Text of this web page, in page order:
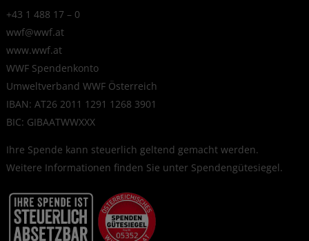
+43 1 488 17 – 0
wwf@wwf.at
www.wwf.at
WWF Spendenkonto
Umweltverband WWF Österreich
IBAN: AT26 2011 1291 1268 3901
BIC: GIBAATWWXXX
Ihre Spende kann steuerlich geltend gemacht werden.
Weitere Informationen finden Sie unter Spendengütesiegel.